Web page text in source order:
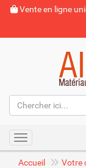
Vente en ligne
Toggle navigation
Accueil Votre